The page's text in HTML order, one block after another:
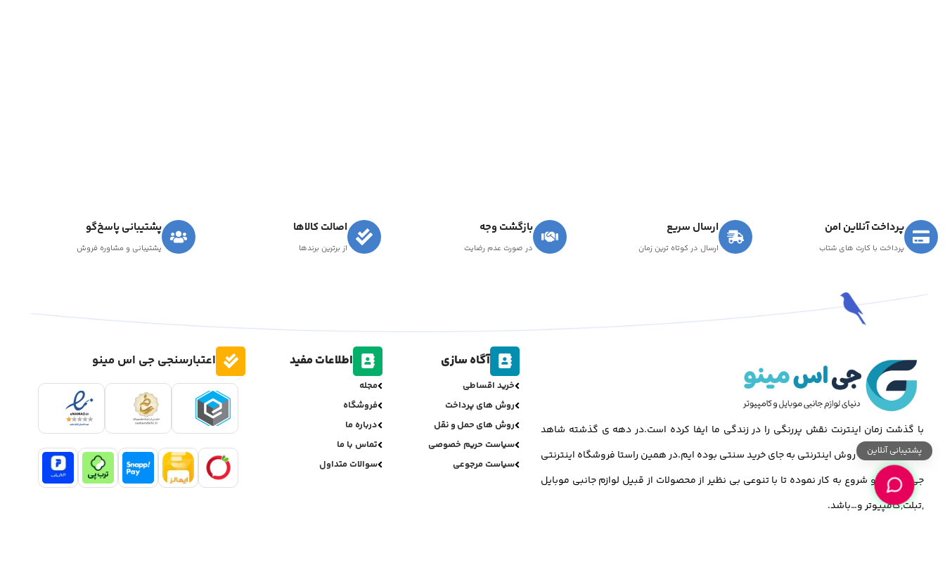
پرداخت آنلاین امن
پرداخت با کارت های شتاب
ارسال سریع
ارسال در کوتاه ترین زمان
بازگشت وجه
در صورت عدم رضایت
اصالت کالاها
از برترین برندها
پشتیبانی پاسخ‌گو
پشتیبانی و مشاوره فروش
با گذشت زمان اینترنت نقش پررنگی را در زندگی ما ایفا کرده است.در دهه ی گذشته شاهد
گسترش خرید به روش اینترنتی به جای خرید سنتی بوده ایم.در همین راستا فروشگاه اینترنتی
جی اس مینو شروع به کار نموده تا با تنوعی بی نظیر از محصولات از قبیل لوازم جانبی موبایل
,تبلت,کامپیوتر و…باشد.
آگاه سازی
خرید اقساطی
روش های پرداخت
روش های حمل و نقل
سیاست حریم خصوصی
سیاست مرجوعی
اطلاعات مفید
مجله
فروشگاه
درباره ما
تماس با ما
سوالات متداول
اعتبارسنجی جی اس مینو
پشتیبانی آنلاین